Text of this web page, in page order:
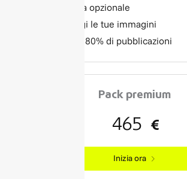
Scrittura opzionale
Aggiungi le tue immagini
Minimo 80% di pubblicazioni
Pack premium
465 €
Inizia ora